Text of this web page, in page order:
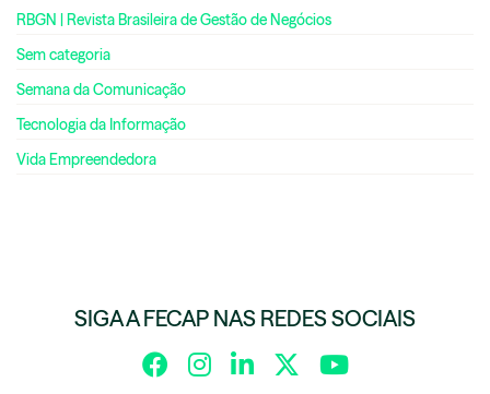
RBGN | Revista Brasileira de Gestão de Negócios
Sem categoria
Semana da Comunicação
Tecnologia da Informação
Vida Empreendedora
SIGA A FECAP NAS REDES SOCIAIS